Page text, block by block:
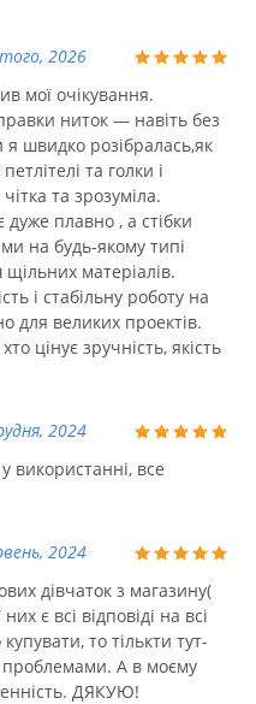
2026
мої очікування.
ниток — навіть без
я швидко розібралась,як
та голки і
та зрозуміла.
плавно , а стібки
на будь-якому типі
матеріалів.
і стабільну роботу на
для великих проектів.
цінує зручність, якість
2024
використанні, все
2024
дівчаток з магазину(
є всі відповіді на всі
то тількти тут-
А в моєму
ДЯКУЮ!